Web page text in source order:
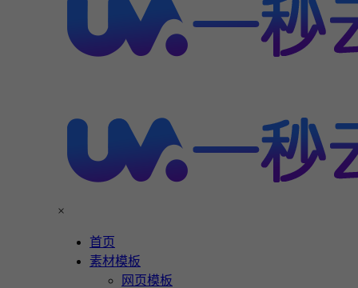
×
首页
素材模板
网页模板